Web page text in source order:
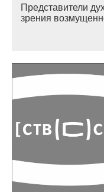
Представители
зрения